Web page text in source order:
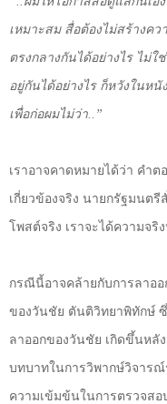
เหมาะสม สื่อต้องไม่สร้างค
ตรงกลางกันได้อย่างไร ไม่
อยู่กันได้อย่างไร ก็หวังในห
เพื่อก่อผมไม่ว่า..”
เราอาจคาดหมายได้ว่า คำ
เกี่ยวข้องจริง นายกรัฐมนตรี
โพสต์จริง เราจะได้ความจริ
กรณีนี้อาจคล้ายกับการลาอ
ของวันชัย ตันติวิทยาพิทักษ์ ซึ่
ลาออกของวันชัย เกิดขึ้นหลั
บทบาทในการวิพากษ์วิจาร
ความเข้มข้นในการตรวจสอ